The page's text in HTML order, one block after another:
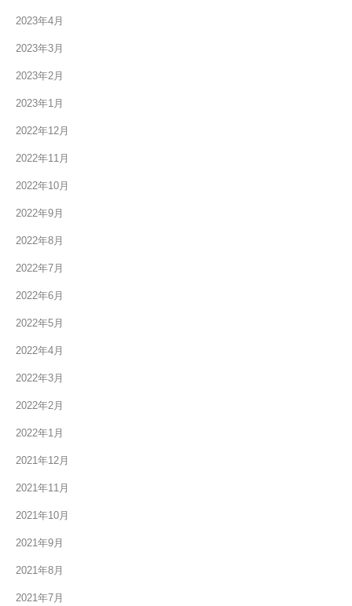
2023年4月
2023年3月
2023年2月
2023年1月
2022年12月
2022年11月
2022年10月
2022年9月
2022年8月
2022年7月
2022年6月
2022年5月
2022年4月
2022年3月
2022年2月
2022年1月
2021年12月
2021年11月
2021年10月
2021年9月
2021年8月
2021年7月